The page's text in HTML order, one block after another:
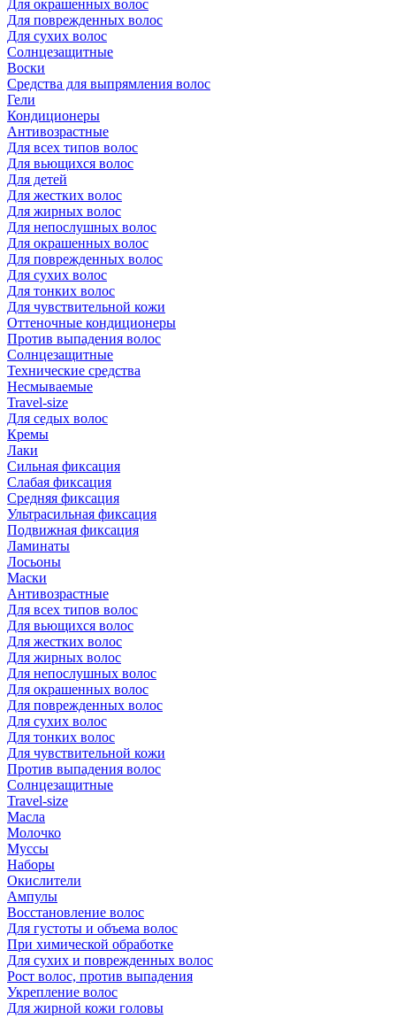
Для окрашенных волос
Для поврежденных волос
Для сухих волос
Солнцезащитные
Воски
Средства для выпрямления волос
Гели
Кондиционеры
Антивозрастные
Для всех типов волос
Для вьющихся волос
Для детей
Для жестких волос
Для жирных волос
Для непослушных волос
Для окрашенных волос
Для поврежденных волос
Для сухих волос
Для тонких волос
Для чувствительной кожи
Оттеночные кондиционеры
Против выпадения волос
Солнцезащитные
Технические средства
Несмываемые
Travel-size
Для седых волос
Кремы
Лаки
Сильная фиксация
Слабая фиксация
Средняя фиксация
Ультрасильная фиксация
Подвижная фиксация
Ламинаты
Лосьоны
Маски
Антивозрастные
Для всех типов волос
Для вьющихся волос
Для жестких волос
Для жирных волос
Для непослушных волос
Для окрашенных волос
Для поврежденных волос
Для сухих волос
Для тонких волос
Для чувствительной кожи
Против выпадения волос
Солнцезащитные
Travel-size
Масла
Молочко
Муссы
Наборы
Окислители
Ампулы
Восстановление волос
Для густоты и объема волос
При химической обработке
Для сухих и поврежденных волос
Рост волос, против выпадения
Укрепление волос
Для жирной кожи головы